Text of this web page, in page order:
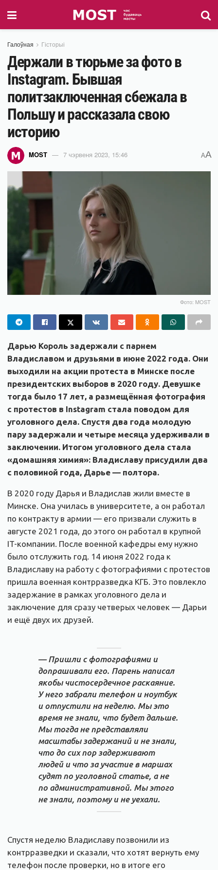
Галоўная Гісторыі
Держали в тюрьме за фото в
Instagram. Бывшая
политзаключенная сбежала в
Польшу и рассказала свою
историю
MOST 7 чэрвеня 2023, 15:46 AA
Фото: MOST
Дарью Король задержали с парнем
Владиславом и друзьями в июне 2022 года. Они
выходили на акции протеста в Минске после
президентских выборов в 2020 году. Девушке
тогда было 17 лет, а размещённая фотография
c протестов в Instagram стала поводом для
уголовного дела. Спустя два года молодую
пару задержали и четыре месяца удерживали в
заключении. Итогом уголовного дела стала
«домашняя химия»: Владиславу присудили два
с половиной года, Дарье — полтора.
В 2020 году Дарья и Владислав жили вместе в
Минске. Она училась в университете, а он работал
по контракту в армии — его призвали служить в
августе 2021 года, до этого он работал в крупной
IT-компании. После военной кафедры ему нужно
было отслужить год. 14 июня 2022 года к
Владиславу на работу с фотографиями с протестов
пришла военная контрразведка КГБ. Это повлекло
задержание в рамках уголовного дела и
заключение для сразу четверых человек — Дарьи
и ещё двух их друзей.
— Пришли с фотографиями и
допрашивали его. Парень написал
якобы чистосердечное раскаяние.
У него забрали телефон и ноутбук
и отпустили на неделю. Мы это
время не знали, что будет дальше.
Мы тогда не представляли
масштабы задержаний и не знали,
что до сих пор задерживают
людей и что за участие в маршах
судят по уголовной статье, а не
по административной. Мы этого
не знали, поэтому и не уехали.
Спустя неделю Владиславу позвонили из
контрразведки и сказали, что хотят вернуть ему
телефон после проверки, но в итоге его